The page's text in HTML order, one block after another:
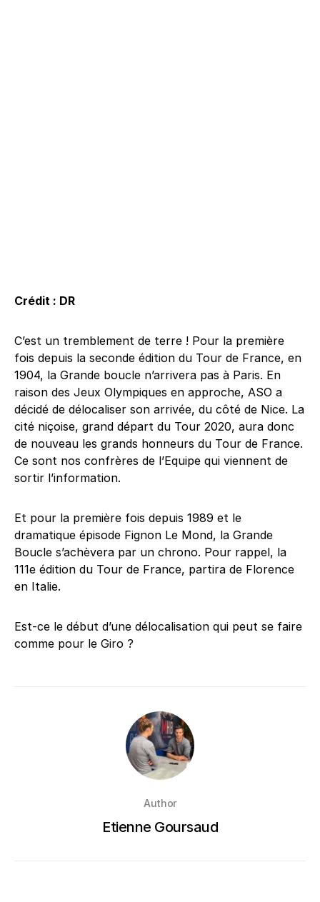
Crédit : DR
C’est un tremblement de terre ! Pour la première
fois depuis la seconde édition du Tour de France, en
1904, la Grande boucle n’arrivera pas à Paris. En
raison des Jeux Olympiques en approche, ASO a
décidé de délocaliser son arrivée, du côté de Nice. La
cité niçoise, grand départ du Tour 2020, aura donc
de nouveau les grands honneurs du Tour de France.
Ce sont nos confrères de l’Equipe qui viennent de
sortir l’information.
Et pour la première fois depuis 1989 et le
dramatique épisode Fignon Le Mond, la Grande
Boucle s’achèvera par un chrono. Pour rappel, la
111e édition du Tour de France, partira de Florence
en Italie.
Est-ce le début d’une délocalisation qui peut se faire
comme pour le Giro ?
Author
Etienne Goursaud